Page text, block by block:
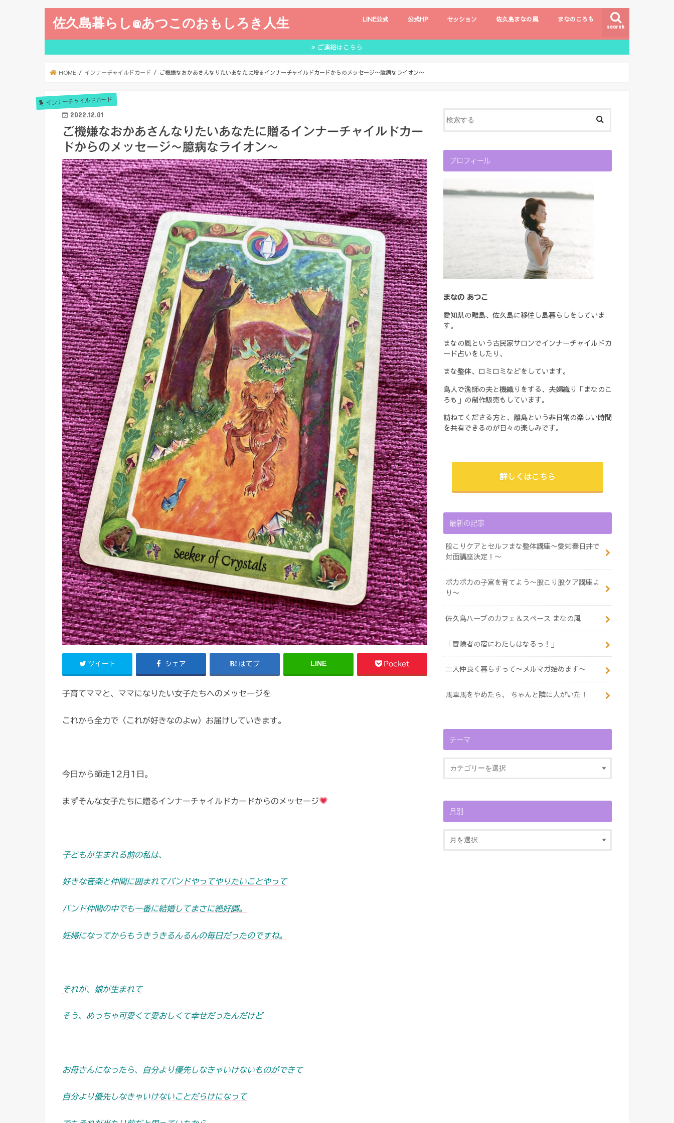
佐久島暮らし@あつこのおもしろき人生 search
LINE公式 公式HP セッション 佐久島まなの風 まなのころも
ご連絡はこちら
HOME インナーチャイルドカード ご機嫌なおかあさんなりたいあなたに贈るインナーチャイルドカードからのメッセージ〜臆病なライオン〜
インナーチャイルドカード
2022.12.01
ご機嫌なおかあさんなりたいあなたに贈るインナーチャイルドカー
ドからのメッセージ〜臆病なライオン〜
ツイート シェア はてブ LINE Pocket
子育てママと、ママになりたい女子たちへのメッセージを
これから全力で（これが好きなのよw）お届けしていきます。
今日から師走12月1日。
まずそんな女子たちに贈るインナーチャイルドカードからのメッセージ
子どもが生まれる前の私は、
好きな音楽と仲間に囲まれてバンドやってやりたいことやって
バンド仲間の中でも一番に結婚してまさに絶好調。
妊婦になってからもうきうきるんるんの毎日だったのですね。
それが、娘が生まれて
そう、めっちゃ可愛くて愛おしくて幸せだったんだけど
お母さんになったら、自分より優先しなきゃいけないものができて
自分より優先しなきゃいけないことだらけになって
プロフィール
まなの あつこ
愛知県の離島、佐久島に移住し島暮らしをしていま
す。
まなの風という古民家サロンでインナーチャイルドカ
ード占いをしたり、
まな整体、ロミロミなどをしています。
島人で漁師の夫と機織りをする、夫婦織り「まなのこ
ろも」の制作販売もしています。
訪ねてくださる方と、離島という非日常の楽しい時間
を共有できるのが日々の楽しみです。
詳しくはこちら
最新の記事
股こりケアとセルフまな整体講座〜愛知春日井で
対面講座決定！〜
ポカポカの子宮を育てよう〜股こり股ケア講座よ
り〜
佐久島ハーブのカフェ＆スペース まなの風
「冒険者の宿にわたしはなるっ！」
二人仲良く暮らすって〜メルマガ始めます〜
馬車馬をやめたら、 ちゃんと隣に人がいた！
テーマ
月別